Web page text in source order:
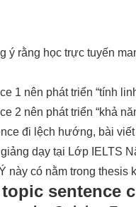
ý rằng học trực tuyến
1 nên phát triển “tính
2 nên phát triển “khả
đi lệch hướng, bài
dạy tại Lớp IELTS
này có nằm trong
sentence